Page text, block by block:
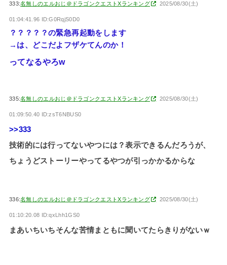
333:名無しのエルおじ＠ドラゴンクエストXランキング 2025/08/30(土)
01:04:41.96 ID:G0RqjS0D0
？？？？？の緊急再起動をします
→は、どこだよフザケてんのか！
ってなるやろw
335:名無しのエルおじ＠ドラゴンクエストXランキング 2025/08/30(土)
01:09:50.40 ID:zsT6NBUS0
>>333
技術的には行ってないやつには？表示できるんだろうが、
ちょうどストーリーやってるやつが引っかかるからな
336:名無しのエルおじ＠ドラゴンクエストXランキング 2025/08/30(土)
01:10:20.08 ID:qxLhh1GS0
まあいちいちそんな苦情まともに聞いてたらきりがないｗ